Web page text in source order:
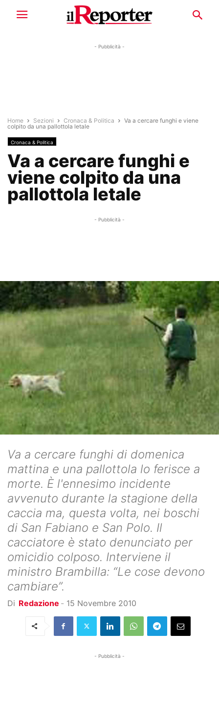
- Pubblicità -
Home Sezioni Cronaca & Politica
Va a cercare funghi e viene
colpito da una pallottola letale
Cronaca & Politica
Va a cercare funghi e
viene colpito da una
pallottola letale
- Pubblicità -
Va a cercare funghi di domenica
mattina e una pallottola lo ferisce a
morte. È l'ennesimo incidente
avvenuto durante la stagione della
caccia ma, questa volta, nei boschi
di San Fabiano e San Polo. Il
cacciatore è stato denunciato per
omicidio colposo. Interviene il
ministro Brambilla: “Le cose devono
cambiare”.
Di Redazione - 15 Novembre 2010
- Pubblicità -